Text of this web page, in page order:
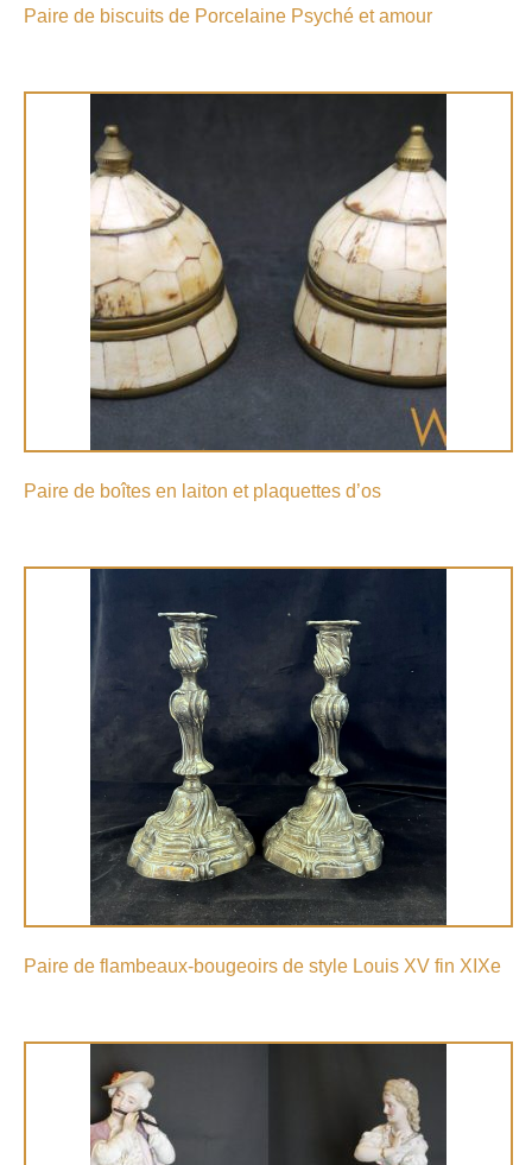
Paire de biscuits de Porcelaine Psyché et amour
Paire de boîtes en laiton et plaquettes d’os
Paire de flambeaux-bougeoirs de style Louis XV fin XIXe